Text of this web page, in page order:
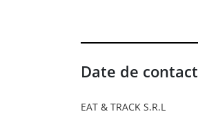
Date de contact
EAT & TRACK S.R.L